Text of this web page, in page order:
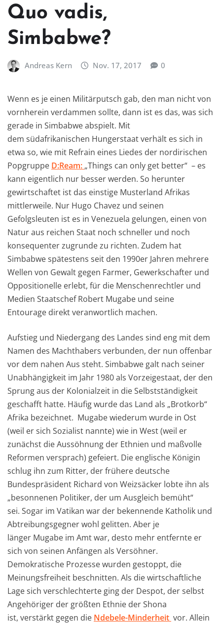
Quo vadis,
Simbabwe?
Andreas Kern Nov. 17, 2017 0
Wenn es je einen Militärputsch gab, den man nicht von
vornherein verdammen sollte, dann ist es das, was sich
gerade in Simbabwe abspielt. Mit
dem südafrikanischen Hungerstaat verhält es sich in
etwa so, wie mit Refrain eines Liedes der nordirischen
Popgruppe D:Ream: „Things can only get better“ – es
kann eigentlich nur besser werden. So herunter
gewirtschaftet ist das einstige Musterland Afrikas
mittlerweile. Nur Hugo Chavez und seinen
Gefolgsleuten ist es in Venezuela gelungen, einen von
Natur aus reichen Staat noch schneller und noch
konsequenter zugrunde zu richten. Zudem hat
Simbabwe spätestens seit den 1990er Jahren mehrere
Wellen von Gewalt gegen Farmer, Gewerkschafter und
Oppositionelle erlebt, für die Menschenrechtler und
Medien Staatschef Robert Mugabe und seine
Entourage direkt veranwortlich machen.
Aufstieg und Niedergang des Landes sind eng mit dem
Namen des Machthabers verbunden, der nun offenbar
vor dem nahen Aus steht. Simbabwe galt nach seiner
Unabhängigkeit im Jahr 1980 als Vorzeigestaat, der den
Sprung aus der Kolonialzeit in die Selbstständigkeit
geschafft hatte. Häufig wurde das Land als „Brotkorb“
Afrika bezeichnet. Mugabe wiederum wurde in Ost
(weil er sich Sozialist nannte) wie in West (weil er
zunächst die Aussöhnung der Ethnien und maßvolle
Reformen versprach) gefeiert. Die englische Königin
schlug ihn zum Ritter, der frühere deutsche
Bundespräsident Richard von Weizsäcker lobte ihn als
„besonnenen Politiker, der um Ausgleich bemüht“
sei. Sogar im Vatikan war der bekennende Katholik und
Abtreibungsgegner wohl gelitten. Aber je
länger Mugabe im Amt war, desto mehr entfernte er
sich von seinen Anfängen als Versöhner.
Demokratische Prozesse wurden gestoppt, die
Meinungsfreiheit beschnitten. Als die wirtschaftliche
Lage sich verschlechterte ging der Despot, der selbst
Angehöriger der größten Ethnie der Shona
ist, verstärkt gegen die Ndebele-Minderheit vor. Allein